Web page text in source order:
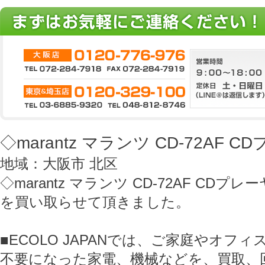
◇marantz マランツ CD-72AF CD
地域：大阪市 北区
◇marantz マランツ CD-72AF CDプレー
を買い取らせて頂きました。
■ECOLO JAPANでは、ご家庭やオフィ
不要になった家電、機械などを、買取